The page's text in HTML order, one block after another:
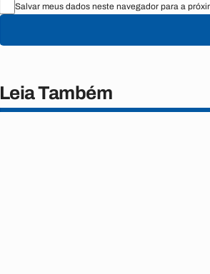
Salvar meus dados neste navegador para a
Leia Também